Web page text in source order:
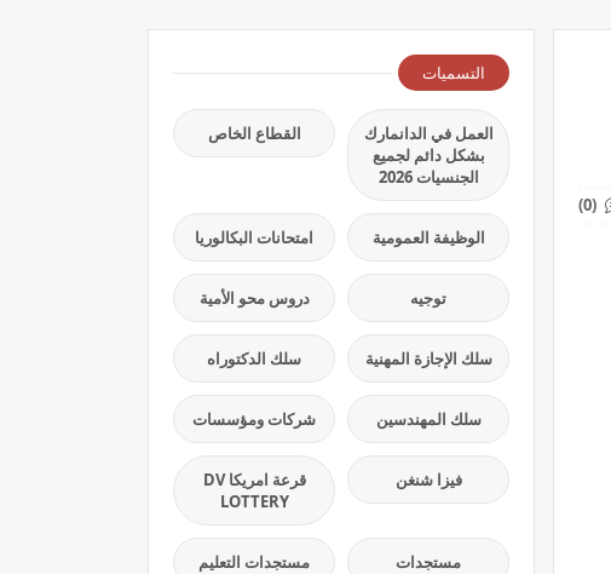
(0)
التسميات
العمل في الدانمارك
بشكل دائم لجميع
الجنسيات 2026
القطاع الخاص
الوظيفة العمومية امتحانات البكالوريا
توجيه دروس محو الأمية
سلك الإجازة المهنية سلك الدكتوراه
سلك المهندسين شركات ومؤسسات
فيزا شنغن
قرعة امريكا DV
LOTTERY
مستجدات مستجدات التعليم